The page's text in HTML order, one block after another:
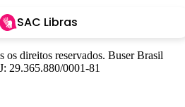
SAC Libras
direitos reservados. Buser Brasil
29.365.880/0001-81